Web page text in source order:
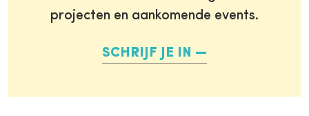
projecten en aankomende events.
SCHRIJF JE IN